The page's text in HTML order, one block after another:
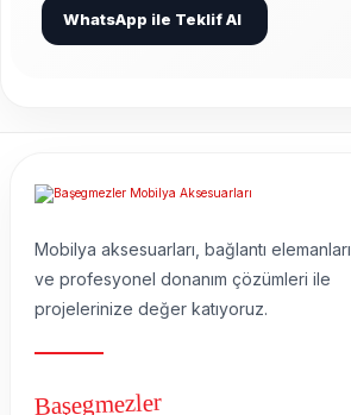
WhatsApp ile Teklif Al
Mobilya aksesuarları, bağlantı elemanları
ve profesyonel donanım çözümleri ile
projelerinize değer katıyoruz.
Başegmezler